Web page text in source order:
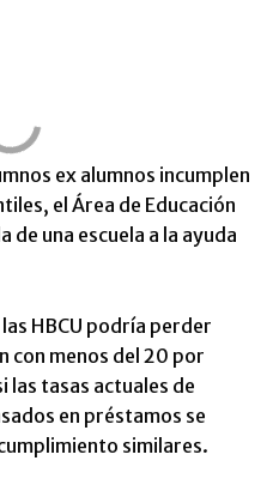
ex alumnos incumplen
el Área de Educación
de una escuela a la ayuda
HBCU podría perder
con menos del 20 por
las tasas actuales de
​​en préstamos se
similares.